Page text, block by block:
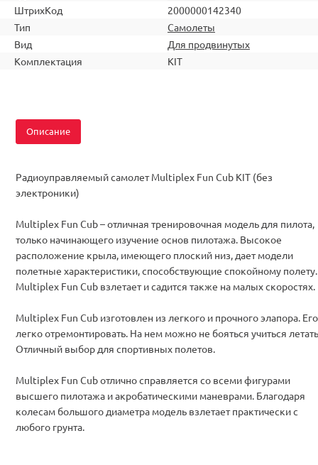
ШтрихКод
2000000142340
Тип
Самолеты
Вид
Для продвинутых
Комплектация
KIT
Описание
Радиоуправляемый самолет Multiplex Fun Cub KIT (без
электроники)
Multiplex Fun Cub – отличная тренировочная модель для пилота,
только начинающего изучение основ пилотажа. Высокое
расположение крыла, имеющего плоский низ, дает модели
полетные характеристики, способствующие спокойному полету.
Multiplex Fun Cub взлетает и садится также на малых скоростях.
Multiplex Fun Cub изготовлен из легкого и прочного элапора. Его
легко отремонтировать. На нем можно не бояться учиться
Отличный выбор для спортивных полетов.
Multiplex Fun Cub отлично справляется со всеми фигурами
высшего пилотажа и акробатическими маневрами. Благодаря
колесам большого диаметра модель взлетает практически с
любого грунта.